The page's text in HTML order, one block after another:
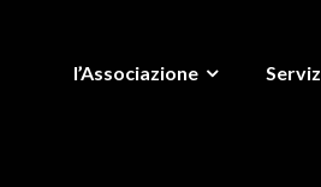
l’Associazione